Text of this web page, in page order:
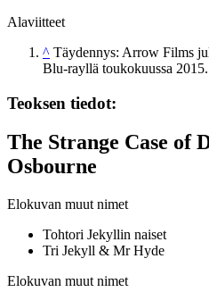
Alaviitteet
^ Täydennys: Arrow Films
Blu‑rayllä toukokuussa 2015.
Teoksen tiedot:
The Strange Case of
Osbourne
Elokuvan muut nimet
Tohtori Jekyllin naiset
Tri Jekyll & Mr Hyde
Elokuvan muut nimet